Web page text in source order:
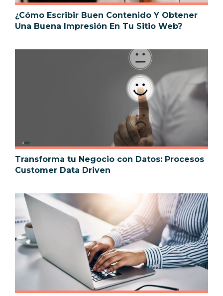
¿Cómo Escribir Buen Contenido Y Obtener
Una Buena Impresión En Tu Sitio Web?
Transforma tu Negocio con Datos: Procesos
Customer Data Driven